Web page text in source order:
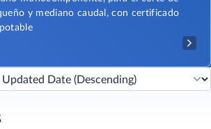
y mediano caudal, con certificado